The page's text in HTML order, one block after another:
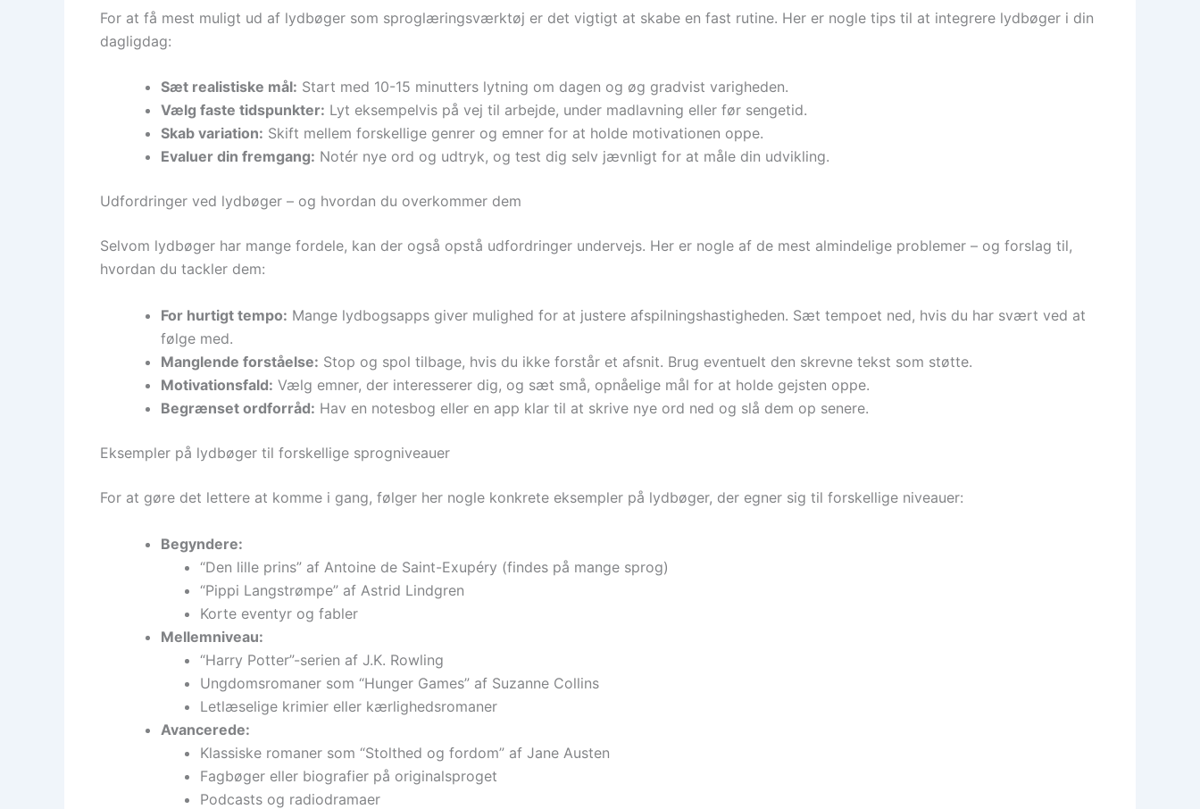
For at få mest muligt ud af lydbøger som sproglæringsværktøj er det vigtigt at skabe en fast rutine. Her er nogle tips til at integrere lydbøger i din
dagligdag:
Sæt realistiske mål: Start med 10-15 minutters lytning om dagen og øg gradvist varigheden.
Vælg faste tidspunkter: Lyt eksempelvis på vej til arbejde, under madlavning eller før sengetid.
Skab variation: Skift mellem forskellige genrer og emner for at holde motivationen oppe.
Evaluer din fremgang: Notér nye ord og udtryk, og test dig selv jævnligt for at måle din udvikling.
Udfordringer ved lydbøger – og hvordan du overkommer dem
Selvom lydbøger har mange fordele, kan der også opstå udfordringer undervejs. Her er nogle af de mest almindelige problemer – og forslag til,
hvordan du tackler dem:
For hurtigt tempo: Mange lydbogsapps giver mulighed for at justere afspilningshastigheden. Sæt tempoet ned, hvis du har svært ved at
følge med.
Manglende forståelse: Stop og spol tilbage, hvis du ikke forstår et afsnit. Brug eventuelt den skrevne tekst som støtte.
Motivationsfald: Vælg emner, der interesserer dig, og sæt små, opnåelige mål for at holde gejsten oppe.
Begrænset ordforråd: Hav en notesbog eller en app klar til at skrive nye ord ned og slå dem op senere.
Eksempler på lydbøger til forskellige sprogniveauer
For at gøre det lettere at komme i gang, følger her nogle konkrete eksempler på lydbøger, der egner sig til forskellige niveauer:
Begyndere:
“Den lille prins” af Antoine de Saint-Exupéry (findes på mange sprog)
“Pippi Langstrømpe” af Astrid Lindgren
Korte eventyr og fabler
Mellemniveau:
“Harry Potter”-serien af J.K. Rowling
Ungdomsromaner som “Hunger Games” af Suzanne Collins
Letlæselige krimier eller kærlighedsromaner
Avancerede:
Klassiske romaner som “Stolthed og fordom” af Jane Austen
Fagbøger eller biografier på originalsproget
Podcasts og radiodramaer